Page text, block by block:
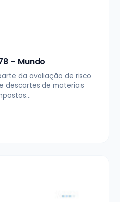
– Mundo
da avaliação de risco
descartes de materiais